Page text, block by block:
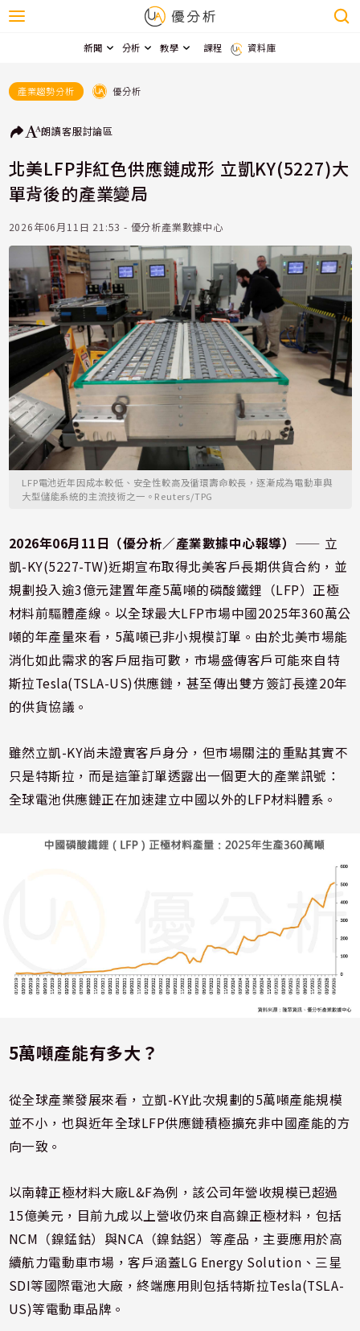
新聞 分析 教學 課程 資料庫
產業趨勢分析 優分析
朗讀客服討論區
北美LFP非紅色供應鏈成形 立凱KY(5227)大
單背後的產業變局
2026年06月11日 21:53 - 優分析產業數據中心
LFP電池近年因成本較低、安全性較高及循環壽命較長，逐漸成為電動車與
大型儲能系統的主流技術之一。Reuters/TPG
2026年06月11日（優分析／產業數據中心報導） ⸺ 立
凱-KY(5227-TW)近期宣布取得北美客戶長期供貨合約，並
規劃投入逾3億元建置年產5萬噸的磷酸鐵鋰（LFP）正極
材料前驅體產線。以全球最大LFP市場中國2025年360萬公
噸的年產量來看，5萬噸已非小規模訂單。由於北美市場能
消化如此需求的客戶屈指可數，市場盛傳客戶可能來自特
斯拉Tesla(TSLA-US)供應鏈，甚至傳出雙方簽訂長達20年
的供貨協議。
雖然立凱-KY尚未證實客戶身分，但市場關注的重點其實不
只是特斯拉，而是這筆訂單透露出一個更大的產業訊號：
全球電池供應鏈正在加速建立中國以外的LFP材料體系。
5萬噸產能有多大？
從全球產業發展來看，立凱-KY此次規劃的5萬噸產能規模
並不小，也與近年全球LFP供應鏈積極擴充非中國產能的方
向一致。
以南韓正極材料大廠L&F為例，該公司年營收規模已超過
15億美元，目前九成以上營收仍來自高鎳正極材料，包括
NCM（鎳錳鈷）與NCA（鎳鈷鋁）等產品，主要應用於高
續航力電動車市場，客戶涵蓋LG Energy Solution、三星
SDI等國際電池大廠，終端應用則包括特斯拉Tesla(TSLA-
US)等電動車品牌。